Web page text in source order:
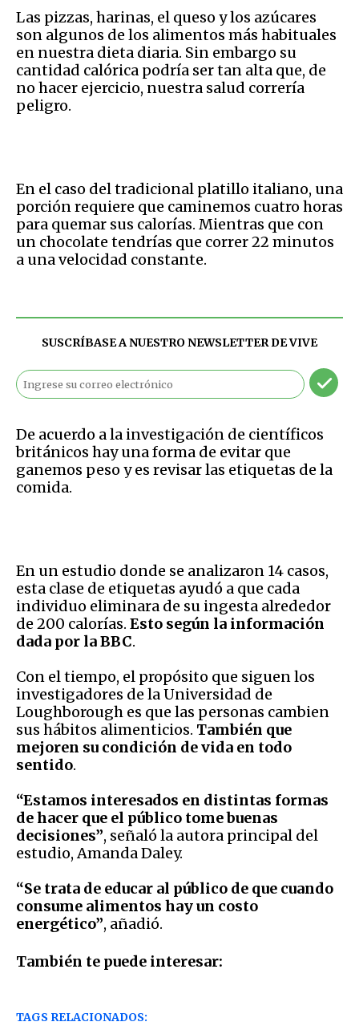
Las pizzas, harinas, el queso y los azúcares
son algunos de los alimentos más habituales
en nuestra dieta diaria. Sin embargo su
cantidad calórica podría ser tan alta que, de
no hacer ejercicio, nuestra salud correría
peligro.
En el caso del tradicional platillo italiano, una
porción requiere que caminemos cuatro horas
para quemar sus calorías. Mientras que con
un chocolate tendrías que correr 22 minutos
a una velocidad constante.
SUSCRÍBASE A NUESTRO NEWSLETTER DEVIVE
De acuerdo a la investigación de científicos
británicos hay una forma de evitar que
ganemos peso y es revisar las etiquetas de la
comida.
En un estudio donde se analizaron 14 casos,
esta clase de etiquetas ayudó a que cada
individuo eliminara de su ingesta alrededor
de 200 calorías. Esto según la información
dada por la BBC.
Con el tiempo, el propósito que siguen los
investigadores de la Universidad de
Loughborough es que las personas cambien
sus hábitos alimenticios. También que
mejoren su condición de vida en todo
sentido.
“Estamos interesados en distintas formas
de hacer que el público tome buenas
decisiones”, señaló la autora principal del
estudio, Amanda Daley.
“Se trata de educar al público de que cuando
consume alimentos hay un costo
energético”, añadió.
También te puede interesar:
TAGS RELACIONADOS: